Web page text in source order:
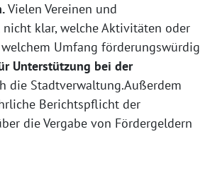
Vielen Vereinen und
klar, welche Aktivitäten oder
Umfang förderungswürdig
Unterstützung bei der
die Stadtverwaltung.Außerdem
Berichtspflicht der
die Vergabe von Fördergeldern